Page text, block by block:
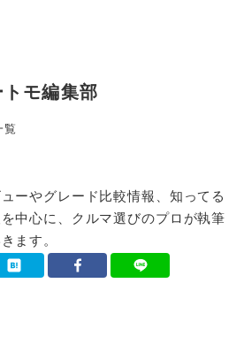
トモ編集部
覧
ーやグレード比較情報、知ってる
中心に、クルマ選びのプロが執筆
ます。